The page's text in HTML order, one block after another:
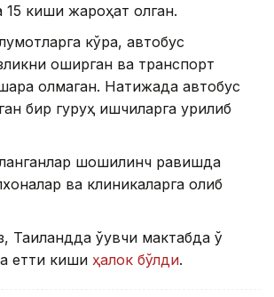
15 киши жароҳат олган.
кўра, автобус
оширган ва транспорт
олмаган. Натижада автобус
бир гуруҳ ишчиларга урилиб
шошилинч равишда
ва клиникаларга олиб
Таиландда ўқувчи мактабда ўқ
етти киши ҳалок бўлди.